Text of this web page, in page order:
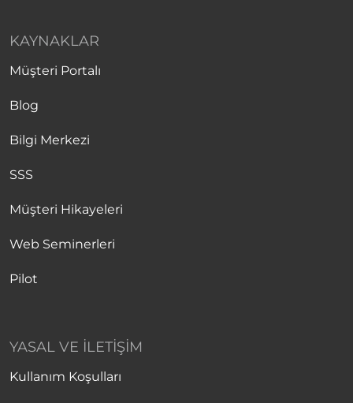
KAYNAKLAR
Müşteri Portalı
Blog
Bilgi Merkezi
SSS
Müşteri Hikayeleri
Web Seminerleri
Pilot
YASAL VE İLETIŞIM
Kullanım Koşulları